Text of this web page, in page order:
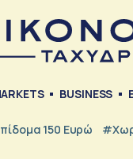
BUSINESS
150 Ευρώ